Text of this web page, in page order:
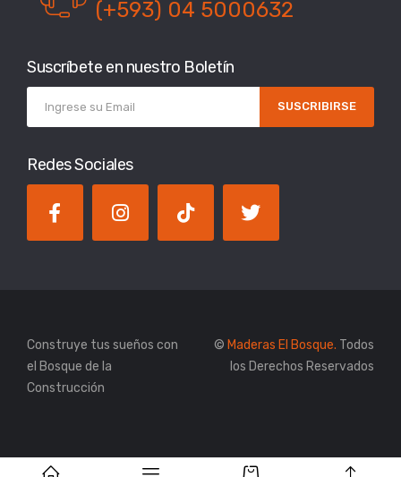
(+593) 04 5000632
Suscríbete en nuestro Boletín
SUSCRIBIRSE
Redes Sociales
Construye tus sueños con
el Bosque de la
Construcción
© Maderas El Bosque. Todos
los Derechos Reservados